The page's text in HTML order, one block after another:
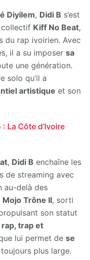
Diyilem, Didi B s’est
collectif Kiff No Beat,
du rap ivoirien. Avec
il a su imposer sa
une génération.
solo qu’il a
artistique et son
La Côte d’Ivoire
, Didi B enchaîne les
de streaming avec
au-delà des
Mojo Trône II, sorti
son statut
rap, trap et
lui permet de se
plus large.